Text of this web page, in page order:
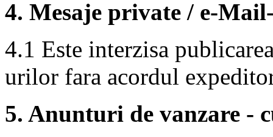
4. Mesaje private / e-
4.1 Este interzisa
urilor fara acordul
5. Anunturi de vanzare -